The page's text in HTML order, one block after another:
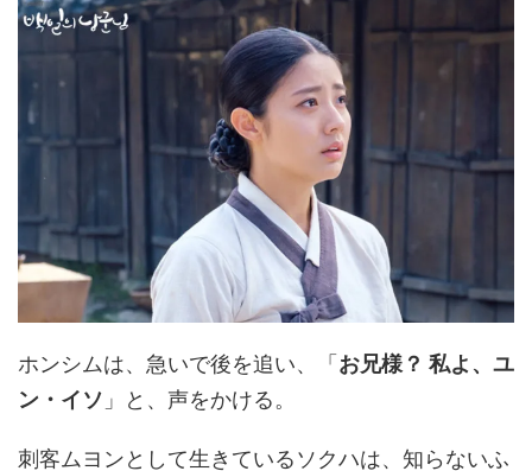
ホンシムは、急いで後を追い、「お兄様？ 私よ、ユ
ン・イソ 」と、声をかける。
刺客ムヨンとして生きているソクハは、知らないふ